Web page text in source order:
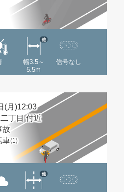
幅3.5～
5.5m
他
信号なし
(月)12:03
丁目 付近
故
車(1)
他